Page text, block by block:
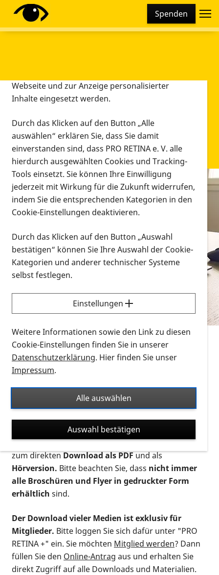
Spenden
Infomaterial
Infomaterial
Vorlesen
Alle Infomaterialien in verschiedenen
Formaten an einem Ort
Sie möchten wissen, wie Sie nach Infonmaterial
suchen und dieses bestellen bzw. herunterladen
können? Schauen Sie sich dieErklärvideos zum
Thema Infomaterial auf der PRO RETINA-Website
für blinde und sehbehinderte Menschen an.
Auf dieser Seite finden Sie sämtliches Infomaterial
Ort. Nutzen Sie den Formatfilter, um ausschließlich
nach Flyern und Broschüren, Audios oder Videos zu
suchen. Die meisten Flyer und Broschüren werden in
verschiedenen Formaten angeboten: zur
postalischen Bestellung als gedruckte Variante
zum direktenDownload als PDFund als
Hörversion. Bitte beachten Sie, dass nicht immer
alle Broschüren und Flyer in gedruckter Form
erhältlich sind.
Der Download vieler Medien ist exklusiv für
Mitglieder. Bitte loggen Sie sich dafür unter "PRO
RETINA +" ein. Sie möchten Mitglied werden? Dann
füllen Sie den Online-Antrag aus und erhalten Sie
direkt Zugriff auf alle Downloads und Materialien.
Diese Webseite setzt verschiedene Cookies und
Tracking-Tools ein. Dies beinhaltet Cookies und
Webseite und zur Anzeige personalisierter
Inhalte eingesetzt werden.
Durch das Klicken auf den Button „Alle
auswählen“ erklären Sie, dass Sie damit
einverstanden sind, dass PRO RETINA e. V. alle
hierdurch ausgewählten Cookies und Tracking-
Tools einsetzt. Sie können Ihre Einwilligung
jederzeit mit Wirkung für die Zukunft widerrufen,
indem Sie die entsprechenden Kategorien in den
Cookie-Einstellungen deaktivieren.
Durch das Klicken auf den Button „Auswahl
bestätigen“ können Sie Ihre Auswahl der Cookie-
Kategorien und anderer technischer Systeme
selbst festlegen.
Einstellungen
Weitere Informationen sowie den Link zu diesen
Cookie-Einstellungen finden Sie in unserer
Datenschutzerklärung. Hier finden Sie unser
Impressum.
Alle auswählen
Auswahl bestätigen